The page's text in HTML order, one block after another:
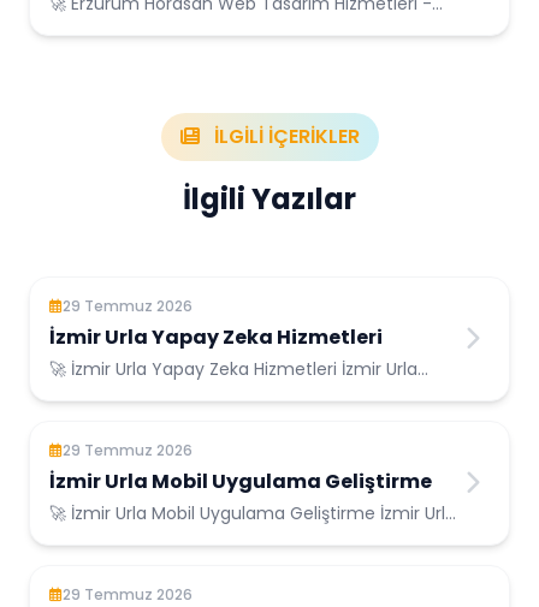
İLGİLİ İÇERİKLER
İlgili Yazılar
29 Temmuz 2026
İzmir Urla Yapay Zeka Hizmetleri
🚀 İzmir Urla Yapay Zeka Hizmetleri İzmir Urla
29 Temmuz 2026
İzmir Urla Mobil Uygulama Geliştirme
🚀 İzmir Urla Mobil Uygulama Geliştirme İzmir Urla
29 Temmuz 2026